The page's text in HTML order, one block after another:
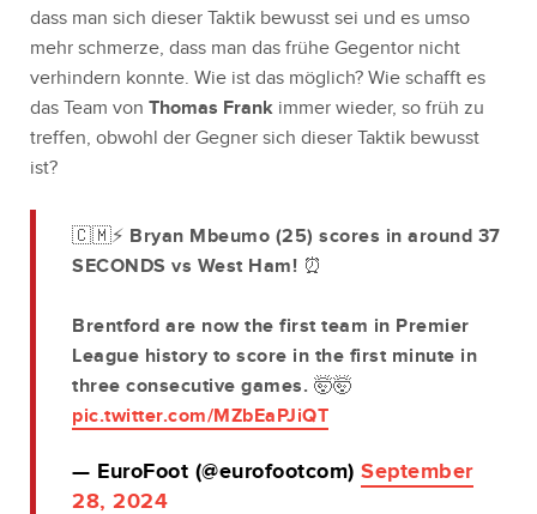
dass man sich dieser Taktik bewusst sei und es umso
mehr schmerze, dass man das frühe Gegentor nicht
verhindern konnte. Wie ist das möglich? Wie schafft es
das Team von Thomas Frank immer wieder, so früh zu
treffen, obwohl der Gegner sich dieser Taktik bewusst
ist?
🇨🇲⚡️ Bryan Mbeumo (25) scores in around 37
SECONDS vs West Ham! ⏰
Brentford are now the first team in Premier
League history to score in the first minute in
three consecutive games. 🤯🤯
pic.twitter.com/MZbEaPJiQT
— EuroFoot (@eurofootcom) September
28, 2024